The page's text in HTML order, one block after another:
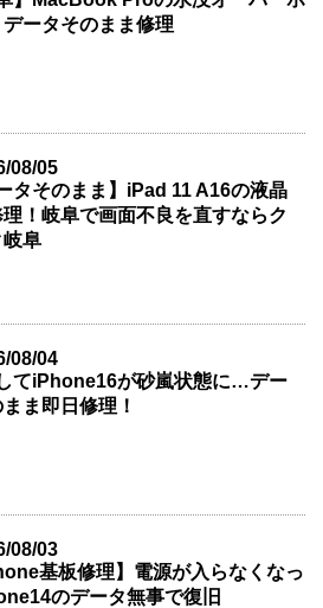
ータそのまま修理
08/05
タそのまま】iPad 11 A16の液晶
！岐阜で画面不良を直すならク
岐阜
08/04
てiPhone16が砂嵐状態に…デー
ま即日修理！
08/03
基板修理】電源が入らなくなっ
のデータ無事で復旧